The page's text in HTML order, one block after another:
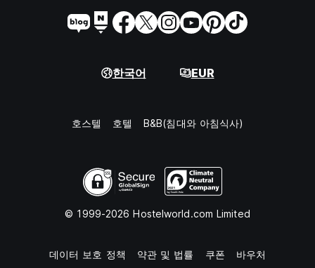
한국어 EUR
호스텔 호텔 B&B(침대와 아침식사)
© 1999-2026 Hostelworld.com Limited
데이터 보호 정책 약관 및 법률 쿠폰 바우처